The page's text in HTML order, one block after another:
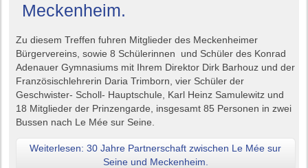
Meckenheim.
Zu diesem Treffen fuhren Mitglieder des Meckenheimer
Bürgervereins, sowie 8 Schülerinnen und Schüler des Konrad
Adenauer Gymnasiums mit Ihrem Direktor Dirk Barhouz und der
Französischlehrerin Daria Trimborn, vier Schüler der
Geschwister- Scholl- Hauptschule, Karl Heinz Samulewitz und
18 Mitglieder der Prinzengarde, insgesamt 85 Personen in zwei
Bussen nach Le Mée sur Seine.
Weiterlesen: 30 Jahre Partnerschaft zwischen Le Mée sur
Seine und Meckenheim.